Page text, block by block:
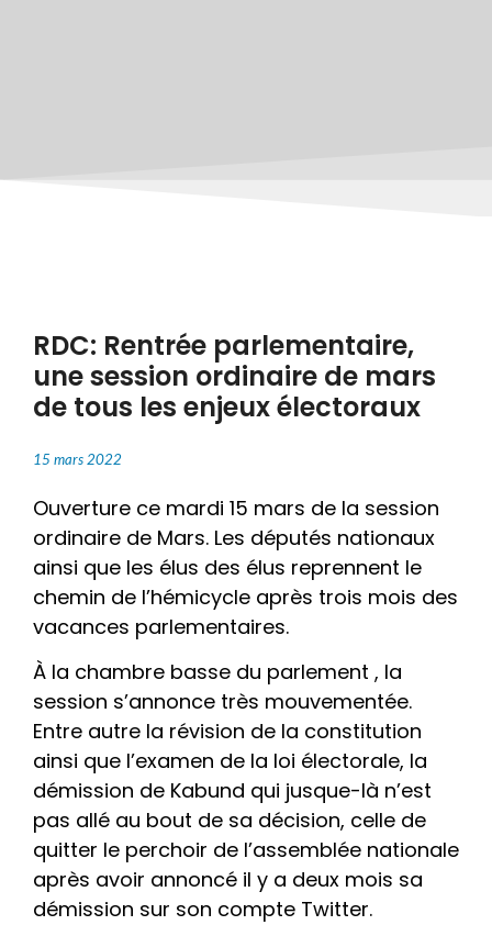
RDC: Rentrée parlementaire,
une session ordinaire de mars
de tous les enjeux électoraux
15 mars 2022
Ouverture ce mardi 15 mars de la session
ordinaire de Mars. Les députés nationaux
ainsi que les élus des élus reprennent le
chemin de l’hémicycle après trois mois des
vacances parlementaires.
À la chambre basse du parlement , la
session s’annonce très mouvementée.
Entre autre la révision de la constitution
ainsi que l’examen de la loi électorale, la
démission de Kabund qui jusque-là n’est
pas allé au bout de sa décision, celle de
quitter le perchoir de l’assemblée nationale
après avoir annoncé il y a deux mois sa
démission sur son compte Twitter.